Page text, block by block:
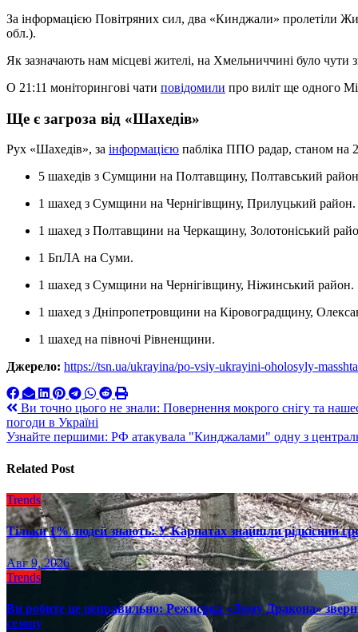
За інформацією Повітряних сил, два «Кинджали» пролетіли
обл.).
Як зазначають нам місцеві жителі, на Хмельниччині було чути
О 21:11 моніторингові чати повідомили про виліт ще одного
Ще є загроза від «Шахедів»
Рух «Шахедів», за інформацією пабліка ППО радар, станом на
5 шахедів з Сумщини на Полтавщину, Полтавський
1 шахед з Сумщини на Чернігівщину, Прилуцький район.
1 шахед з Полтавщини на Черкащину, Золотоніський
1 БпЛА на Суми.
1 шахед з Сумщини на Чернігівщину, Ніжинський район.
1 шахед з Дніпропетровщини на Кіровоградщину,
1 шахед на півночі Рівненщини.
Джерело: https://tsn.ua/ukrayina/po-vsiy-ukrayini-oholosyly-
Навигация
по
Ви точно цього не знали: Повернення мокрого снігу та
погоди в Україні
Узнайте першими: РФ атакувала "Кинджалами" одну з
Related Post
Trends
Тільки 1% людей знають: У Карпатах знайшли рідкісний
Авг 9, 2026
Trends
Ви робите це неправильно: Режисрка «Дому Дракона»
сезону